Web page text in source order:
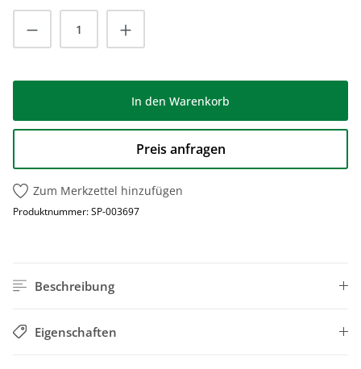
Produkt Anzahl: Gib den gewünschten
In den Warenkorb
Preis anfragen
Zum Merkzettel hinzufügen
Produktnummer:SP-003697
Beschreibung
Eigenschaften